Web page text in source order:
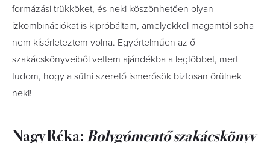
formázási trükköket, és neki köszönhetően olyan
ízkombinációkat is kipróbáltam, amelyekkel magamtól soha
nem kísérleteztem volna. Egyértelműen az ő
szakácskönyveiből vettem ajándékba a legtöbbet, mert
tudom, hogy a sütni szerető ismerősök biztosan örülnek
neki!
Nagy Réka:Bolygómentő szakácskönyv